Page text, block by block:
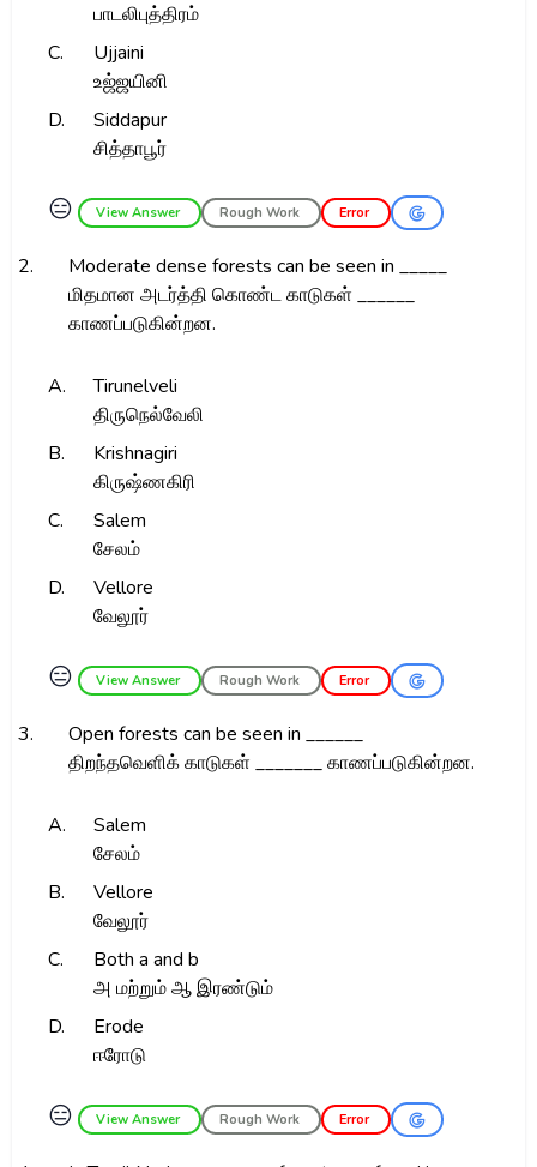
பாடலிபுத்திரம்
C.
Ujjaini
உஜ்ஜயினி
D.
Siddapur
சித்தாபூர்
😑 View Answer Rough Work Error
2.
Moderate dense forests can be seen in _____
மிதமான அடர்த்தி கொண்ட காடுகள் ______
காணப்படுகின்றன.
A.
Tirunelveli
திருநெல்வேலி
B.
Krishnagiri
கிருஷ்ணகிரி
C.
Salem
சேலம்
D.
Vellore
வேலூர்
😑 View Answer Rough Work Error
3.
Open forests can be seen in ______
திறந்தவெளிக் காடுகள் _______ காணப்படுகின்றன.
A.
Salem
சேலம்
B.
Vellore
வேலூர்
C.
Both a and b
அ மற்றும் ஆ இரண்டும்
D.
Erode
ஈரோடு
😑 View Answer Rough Work Error